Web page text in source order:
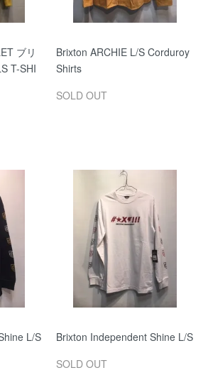
ブリ
T-SHI
Brixton ARCHIE L/S Corduroy
Shirts
SOLD OUT
L/S
Brixton Independent Shine L/S
SOLD OUT